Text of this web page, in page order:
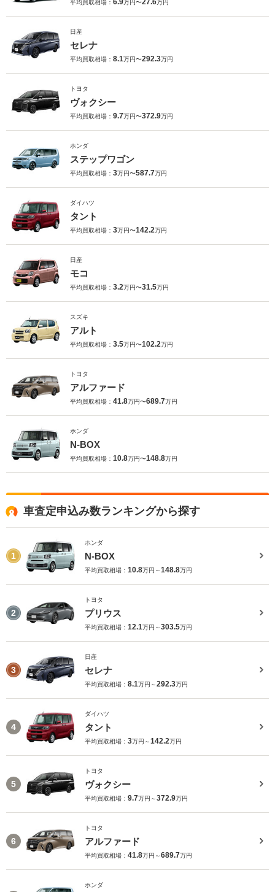
平均買取相場： 6.9万円〜27.6万円
日産
セレナ
平均買取相場： 8.1万円〜292.3万円
トヨタ
ヴォクシー
平均買取相場： 9.7万円〜372.9万円
ホンダ
ステップワゴン
平均買取相場： 3万円〜587.7万円
ダイハツ
タント
平均買取相場： 3万円〜142.2万円
日産
モコ
平均買取相場： 3.2万円〜31.5万円
スズキ
アルト
平均買取相場： 3.5万円〜102.2万円
トヨタ
アルファード
平均買取相場： 41.8万円〜689.7万円
ホンダ
N-BOX
平均買取相場： 10.8万円〜148.8万円
車査定申込み数ランキングから探す
1
ホンダ
N-BOX
平均買取相場： 10.8万円～148.8万円
2
トヨタ
プリウス
平均買取相場： 12.1万円～303.5万円
3
日産
セレナ
平均買取相場： 8.1万円～292.3万円
4
ダイハツ
タント
平均買取相場： 3万円～142.2万円
5
トヨタ
ヴォクシー
平均買取相場： 9.7万円～372.9万円
6
トヨタ
アルファード
平均買取相場： 41.8万円～689.7万円
ホンダ